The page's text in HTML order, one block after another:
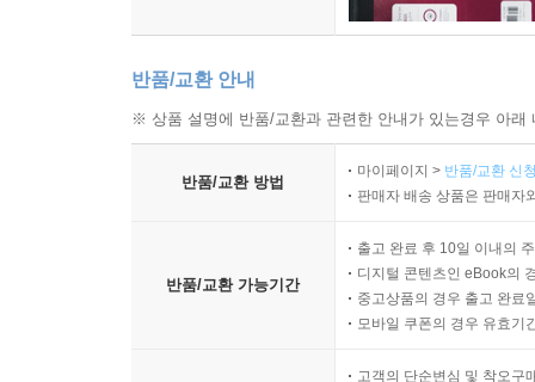
반품/교환 안내
※ 상품 설명에 반품/교환과 관련한 안내가 있는경우 아
반품/교환 방법
마이페이지 > 반품/교환 신
판매자 배송 상품은 판매자
반품/교환 가능기간
출고 완료 후 10일 이내의
디지털 콘텐츠인 eBook의
중고상품의 경우 출고 완료
모바일 쿠폰의 경우 유효기
고객의 단순변심 및 착오구